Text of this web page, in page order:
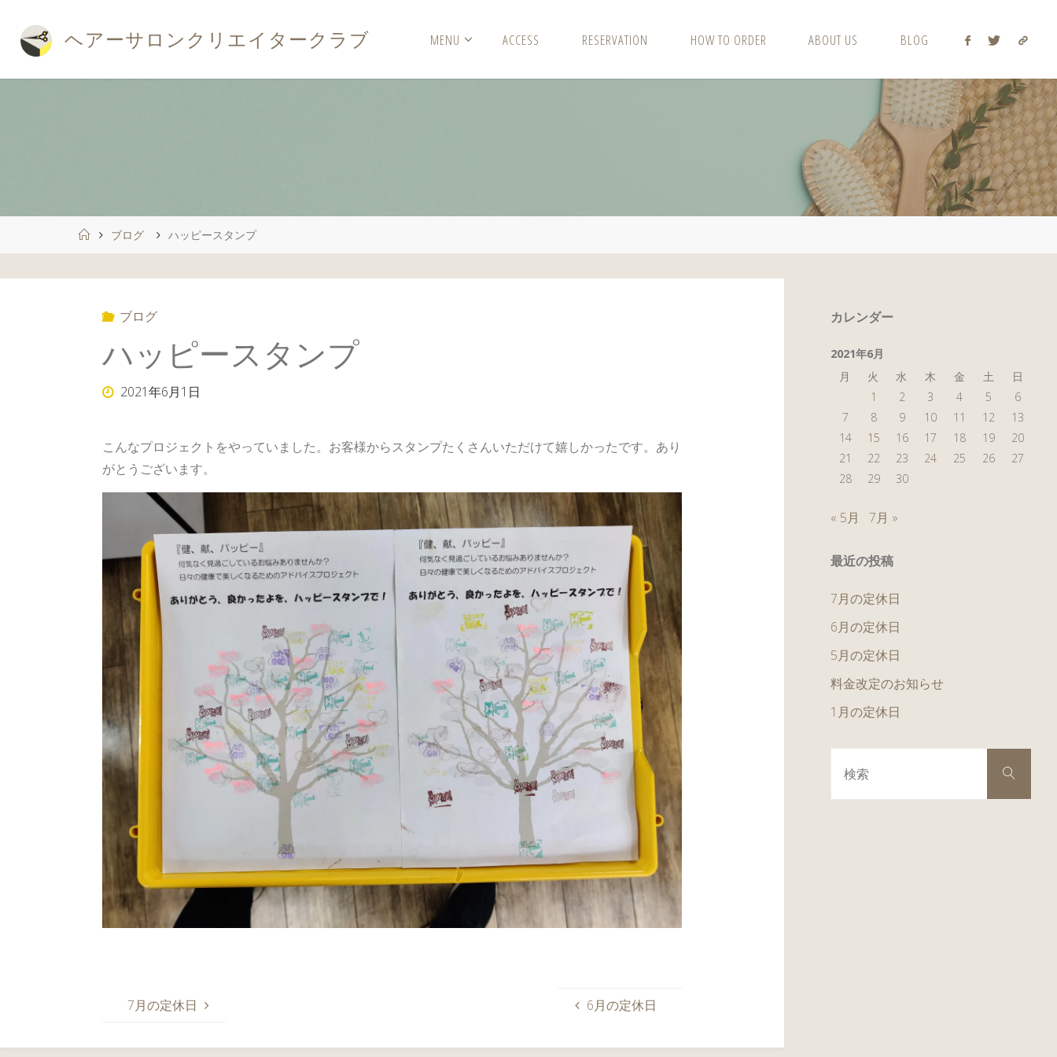
ン
ヘアーサ ロ ンク リ エイ タ ーク ラ ブ MENU ACCESS RESERVATION HOW TO ORDER ABOUT US BLOG
ホ
ー
ブログ ハッピースタンプ
ブログ
ハッピースタンプ
2021年6月1日
こんなプロジェクトをやっていました。お客様からスタンプたくさんいただけて嬉しかったです。あり
がとうございます。
6月の定休日
7月の定休日
カレンダー
2021年6月
月
火 水 木 金 土
日
1
2 3 4 5
6
7
8 9 10 11 12
13
14
15 16 17 18 19
20
21
22 23 24 25 26
27
28
29 30
« 5月 7月 »
最近の投稿
7月の定休日
6月の定休日
5月の定休日
料金改定のお知らせ
1月の定休日
対
検